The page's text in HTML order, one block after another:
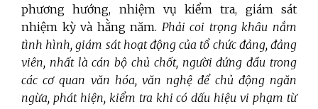
phương hướng, nhiệm vụ kiểm tra, giám sát
nhiệm kỳ và hằng năm. Phải coi trọng khâu nắm
tình hình, giám sát hoạt động của tổ chức đảng, đảng
viên, nhất là cán bộ chủ chốt, người đứng đầu trong
các cơ quan văn hóa, văn nghệ để chủ động ngăn
ngừa, phát hiện, kiểm tra khi có dấu hiệu vi phạm từ